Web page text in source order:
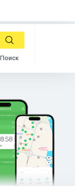
Поиск